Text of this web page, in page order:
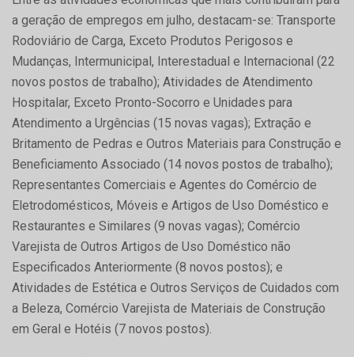
a geração de empregos em julho, destacam-se: Transporte
Rodoviário de Carga, Exceto Produtos Perigosos e
Mudanças, Intermunicipal, Interestadual e Internacional (22
novos postos de trabalho); Atividades de Atendimento
Hospitalar, Exceto Pronto-Socorro e Unidades para
Atendimento a Urgências (15 novas vagas); Extração e
Britamento de Pedras e Outros Materiais para Construção e
Beneficiamento Associado (14 novos postos de trabalho);
Representantes Comerciais e Agentes do Comércio de
Eletrodomésticos, Móveis e Artigos de Uso Doméstico e
Restaurantes e Similares (9 novas vagas); Comércio
Varejista de Outros Artigos de Uso Doméstico não
Especificados Anteriormente (8 novos postos); e
Atividades de Estética e Outros Serviços de Cuidados com
a Beleza, Comércio Varejista de Materiais de Construção
em Geral e Hotéis (7 novos postos).